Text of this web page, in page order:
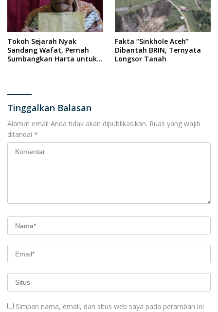
Tokoh Sejarah Nyak
Sandang Wafat, Pernah
Sumbangkan Harta untuk
Fakta “Sinkhole Aceh”
Dibantah BRIN, Ternyata
Longsor Tanah
Tinggalkan Balasan
Alamat email Anda tidak akan dipublikasikan. Ruas yang wajib
ditandai *
Simpan nama, email, dan situs web saya pada peramban ini